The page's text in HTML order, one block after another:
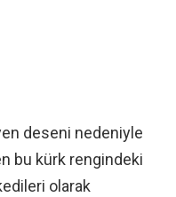
deseni nedeniyle
bu kürk rengindeki
olarak